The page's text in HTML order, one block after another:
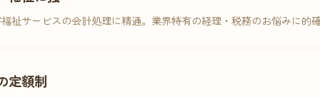
祉サービスの会計処理に精通。業界特有の経理・税務のお悩みに的
定額制